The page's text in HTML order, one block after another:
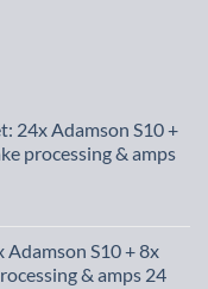
24x Adamson S10 +
processing & amps
Adamson S10 + 8x
& amps 24